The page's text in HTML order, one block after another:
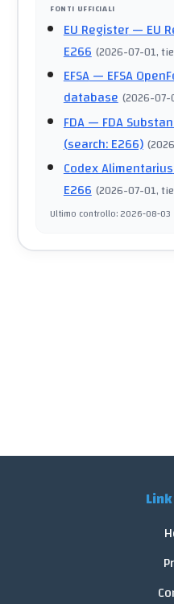
FONTI UFFICIALI
EU Register— EU
E266 (2026-07-01,
EFSA— EFSA
database (2026-
FDA— FDA
(search: E266) (
Codex Alimentarius
E266 (2026-07-01,
Ultimo controllo:2026-08-03